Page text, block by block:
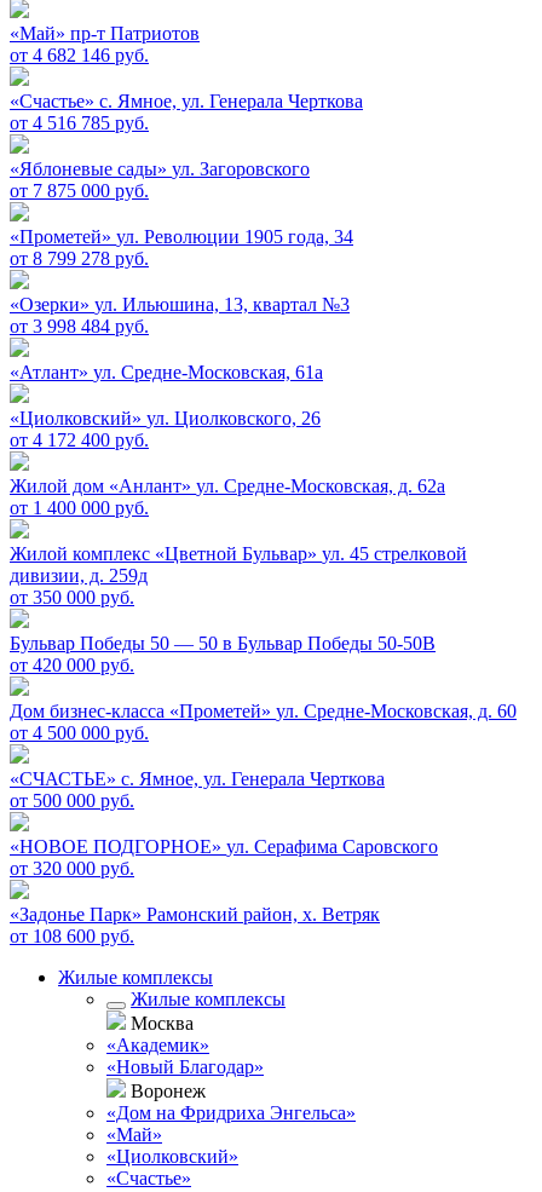
«Май» пр-т Патриотов
от 4 682 146 руб.
«Счастье» c. Ямное, ул. Генерала Черткова
от 4 516 785 руб.
«Яблоневые сады» ул. Загоровского
от 7 875 000 руб.
«Прометей» ул. Революции 1905 года, 34
от 8 799 278 руб.
«Озерки» ул. Ильюшина, 13, квартал №3
от 3 998 484 руб.
«Атлант» ул. Средне-Московская, 61а
«Циолковский» ул. Циолковского, 26
от 4 172 400 руб.
Жилой дом «Анлант» ул. Средне-Московская, д. 62а
от 1 400 000 руб.
Жилой комплекс «Цветной Бульвар» ул. 45 стрелковой
дивизии, д. 259д
от 350 000 руб.
Бульвар Победы 50 — 50 в Бульвар Победы 50-50В
от 420 000 руб.
Дом бизнес-класса «Прометей» ул. Средне-Московская, д. 60
от 4 500 000 руб.
«СЧАСТЬЕ» c. Ямное, ул. Генерала Черткова
от 500 000 руб.
«НОВОЕ ПОДГОРНОЕ» ул. Серафима Саровского
от 320 000 руб.
«Задонье Парк» Рамонский район, х. Ветряк
от 108 600 руб.
Жилые комплексы
Жилые комплексы
Москва
«Академик»
«Новый Благодар»
Воронеж
«Дом на Фридриха Энгельса»
«Май»
«Циолковский»
«Счастье»